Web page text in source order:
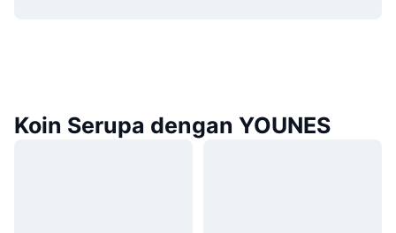
Koin Serupa dengan YOUNES